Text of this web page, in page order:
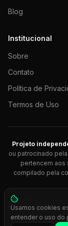
Blog
Institucional
Sobre
Contato
Política de
Termos de Uso
Projeto
ou patrocinado pela
pertencem aos
compilado pela
© 2026
Protheus.
Usamos cookies
entender o uso do